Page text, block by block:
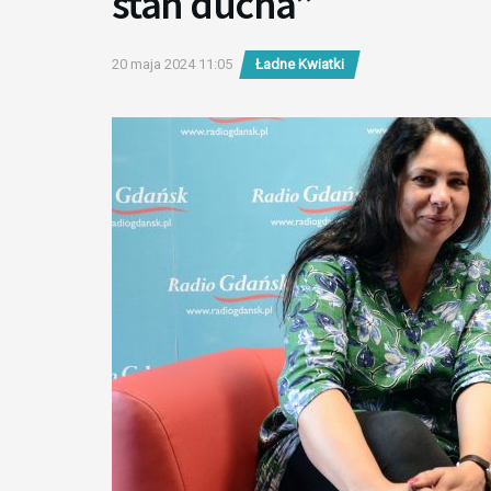
20 maja 2024 11:05 Ładne Kwiatki